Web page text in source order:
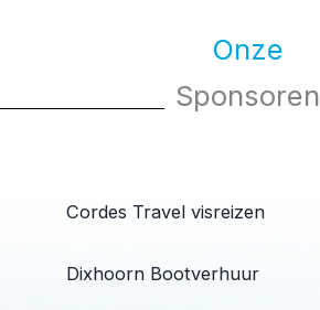
Onze
Sponsoren
Cordes Travel visreizen
Dixhoorn Bootverhuur